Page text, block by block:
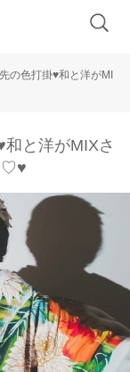
の色打掛♥和と洋がMI
と洋がMIXさ
♡♥